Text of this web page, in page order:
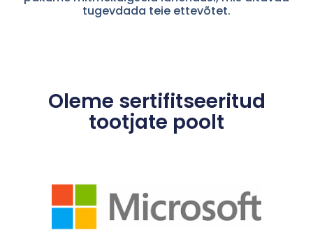
tugevdada teie ettevõtet.
Oleme sertifitseeritud
tootjate poolt